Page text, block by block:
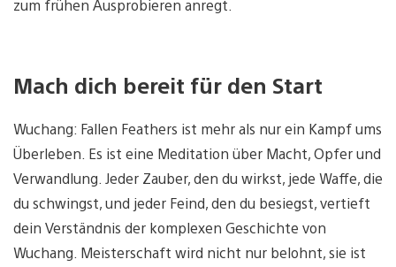
zum frühen Ausprobieren anregt.
Mach dich bereit für den Start
Wuchang: Fallen Feathers ist mehr als nur ein Kampf ums
Überleben. Es ist eine Meditation über Macht, Opfer und
Verwandlung. Jeder Zauber, den du wirkst, jede Waffe, die
du schwingst, und jeder Feind, den du besiegst, vertieft
dein Verständnis der komplexen Geschichte von
Wuchang. Meisterschaft wird nicht nur belohnt, sie ist